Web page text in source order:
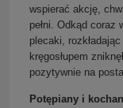
wspierać akcję,
pełni. Odkąd coraz
plecaki,
kręgosłupem
pozytywnie na
Potępiany i